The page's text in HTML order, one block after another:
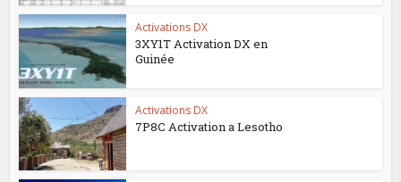
Activations DX
3XY1T Activation DX en
Guinée
Activations DX
7P8C Activation a Lesotho